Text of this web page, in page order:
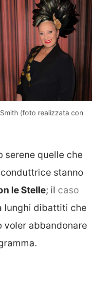
(foto realizzata con
serene quelle che
stanno
le Stelle; il caso
lunghi dibattiti che
voler abbandonare